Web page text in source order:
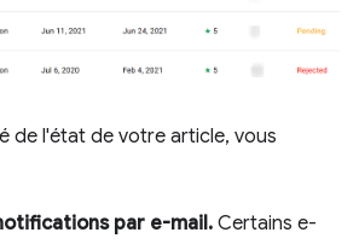
de l'état de votre article, vous
par e-mail. Certains e-